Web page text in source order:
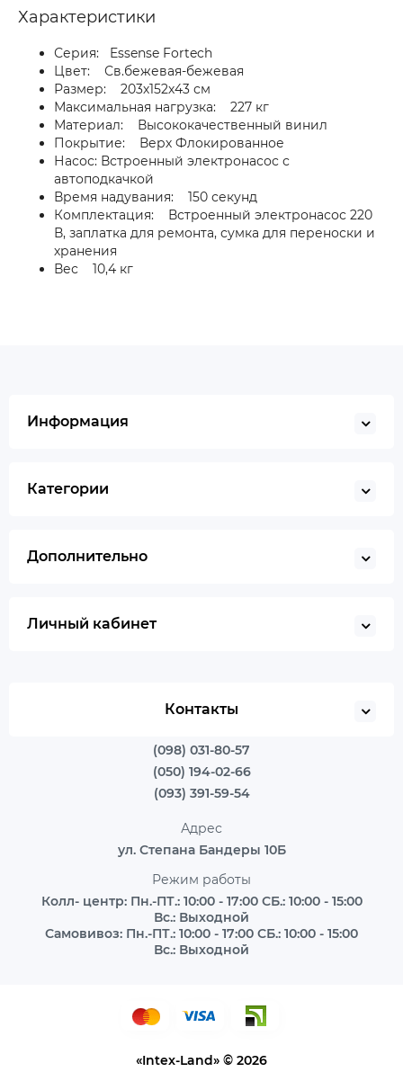
Характеристики
Серия: Essense Fortech
Цвет: Св.бежевая-бежевая
Размер: 203х152х43 см
Максимальная нагрузка: 227 кг
Материал: Высококачественный винил
Покрытие: Верх Флокированное
Насос: Встроенный электронасос с
автоподкачкой
Время надувания: 150 секунд
Комплектация: Встроенный электронасос 220
В, заплатка для ремонта, сумка для переноски и
хранения
Вес 10,4 кг
Информация
Категории
Дополнительно
Личный кабинет
Контакты
(098) 031-80-57
(050) 194-02-66
(093) 391-59-54
Адрес
ул. Степана Бандеры 10Б
Режим работы
Колл- центр: Пн.-ПТ.: 10:00 - 17:00 СБ.: 10:00 - 15:00
Вс.: Выходной
Самовивоз: Пн.-ПТ.: 10:00 - 17:00 СБ.: 10:00 - 15:00
Вс.: Выходной
«Intex-Land» © 2026